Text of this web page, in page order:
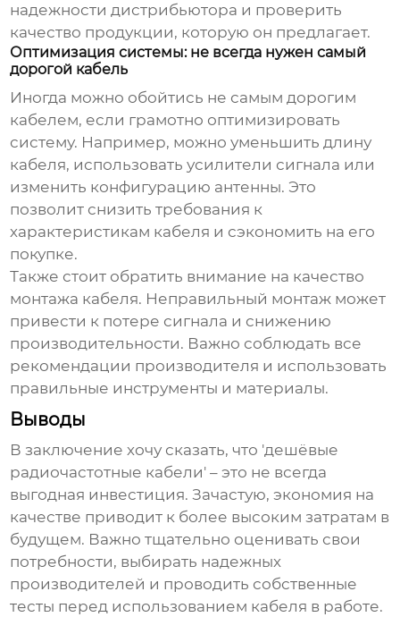
надежности дистрибьютора и проверить
качество продукции, которую он предлагает.
Оптимизация системы: не всегда нужен самый
дорогой кабель
Иногда можно обойтись не самым дорогим
кабелем, если грамотно оптимизировать
систему. Например, можно уменьшить длину
кабеля, использовать усилители сигнала или
изменить конфигурацию антенны. Это
позволит снизить требования к
характеристикам кабеля и сэкономить на его
покупке.
Также стоит обратить внимание на качество
монтажа кабеля. Неправильный монтаж может
привести к потере сигнала и снижению
производительности. Важно соблюдать все
рекомендации производителя и использовать
правильные инструменты и материалы.
Выводы
В заключение хочу сказать, что 'дешёвые
радиочастотные кабели' – это не всегда
выгодная инвестиция. Зачастую, экономия на
качестве приводит к более высоким затратам в
будущем. Важно тщательно оценивать свои
потребности, выбирать надежных
производителей и проводить собственные
тесты перед использованием кабеля в работе.